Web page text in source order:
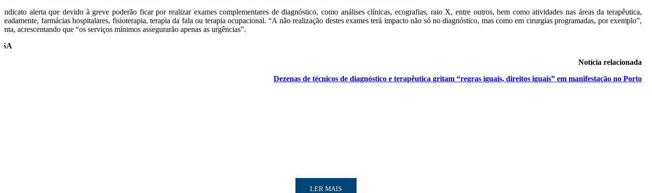
alerta que devido à greve poderão ficar por realizar exames complementares de diagnóstico, como análises clínicas, ecografias, raio X, entre outros, bem como atividades nas áreas da terapêutica,
farmácias hospitalares, fisioterapia, terapia da fala ou terapia ocupacional. “A não realização destes exames terá impacto não só no diagnóstico, mas como em cirurgias programadas, por exemplo”,
acrescentando que “os serviços mínimos assegurarão apenas as urgências”.
Notícia relacionada
Dezenas de técnicos de diagnóstico e terapêutica gritam “regras iguais, direitos iguais” em manifestação no Porto
LER MAIS